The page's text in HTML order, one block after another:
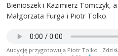
Bienioszek i Kazimierz Tomczyk,
Małgorzata Furga i Piotr Tolko.
Audycję przygotowują Piotr Tolko i